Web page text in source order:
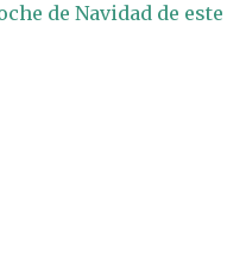
de Navidad de este